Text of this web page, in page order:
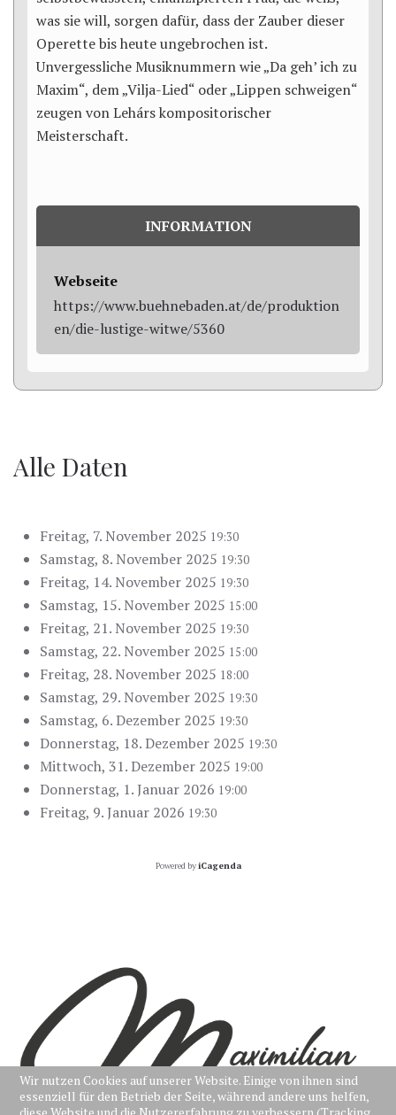
was sie will, sorgen dafür, dass der Zauber dieser
Operette bis heute ungebrochen ist.
Unvergessliche Musiknummern wie „Da geh’ ich zu
Maxim“, dem „Vilja-Lied“ oder „Lippen schweigen“
zeugen von Lehárs kompositorischer
Meisterschaft.
INFORMATION
Webseite
https://www.buehnebaden.at/de/produktion
en/die-lustige-witwe/5360
Alle Daten
Freitag, 7. November 2025 19:30
Samstag, 8. November 2025 19:30
Freitag, 14. November 2025 19:30
Samstag, 15. November 2025 15:00
Freitag, 21. November 2025 19:30
Samstag, 22. November 2025 15:00
Freitag, 28. November 2025 18:00
Samstag, 29. November 2025 19:30
Samstag, 6. Dezember 2025 19:30
Donnerstag, 18. Dezember 2025 19:30
Mittwoch, 31. Dezember 2025 19:00
Donnerstag, 1. Januar 2026 19:00
Freitag, 9. Januar 2026 19:30
Powered byiCagenda
Wir nutzen Cookies auf unserer Website. Einige von ihnen sind
essenziell für den Betrieb der Seite, während andere uns helfen,